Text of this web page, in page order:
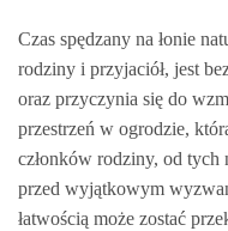
Czas spędzany na łonie
rodziny i przyjaciół, jest
oraz przyczynia się do
przestrzeń w ogrodzie,
członków rodziny, od tych
przed wyjątkowym
łatwością może zostać